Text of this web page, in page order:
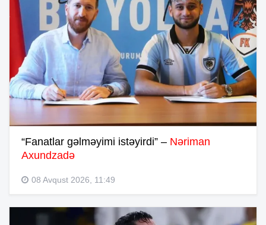
“Fanatlar gəlməyimi istəyirdi” – Nəriman
Axundzadə
08 Avqust 2026, 11:49